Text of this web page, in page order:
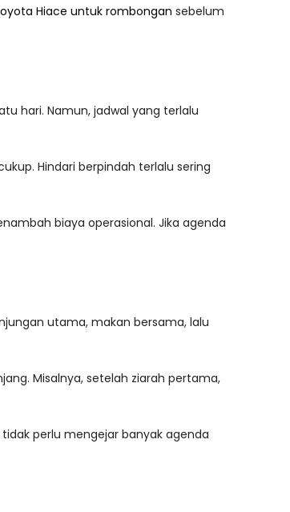
Hiace untuk rombongan sebelum
hari. Namun, jadwal yang terlalu
Hindari berpindah terlalu sering
biaya operasional. Jika agenda
utama, makan bersama, lalu
Misalnya, setelah ziarah pertama,
perlu mengejar banyak agenda